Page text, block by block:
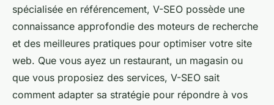
spécialisée en référencement, V-SEO possède une
connaissance approfondie des moteurs de recherche
et des meilleures pratiques pour optimiser votre site
web. Que vous ayez un restaurant, un magasin ou
que vous proposiez des services, V-SEO sait
comment adapter sa stratégie pour répondre à vos